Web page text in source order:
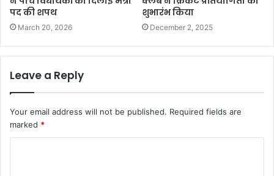
पद की शपथ
March 20, 2026
शुभारंभ किया
December 2, 2025
Leave a Reply
Your email address will not be published. Required fields are
marked *